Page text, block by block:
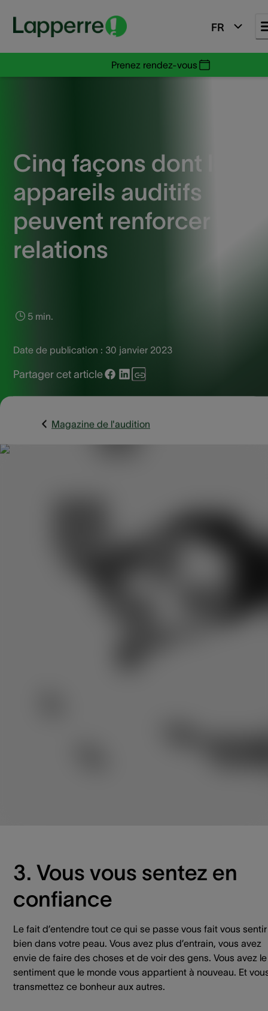
FR
Prenez rendez-vous
Cinq façons dont les
appareils auditifs
peuvent renforcer vos
relations
5 min.
Date de publication : 30 janvier 2023
Partager cet article
Magazine de l'audition
3. Vous vous sentez en
confiance
Le fait d’entendre tout ce qui se passe vous fait vous sentir
bien dans votre peau. Vous avez plus d’entrain, vous avez
envie de faire des choses et de voir des gens. Vous avez le
sentiment que le monde vous appartient à nouveau. Et
transmettez ce bonheur aux autres.